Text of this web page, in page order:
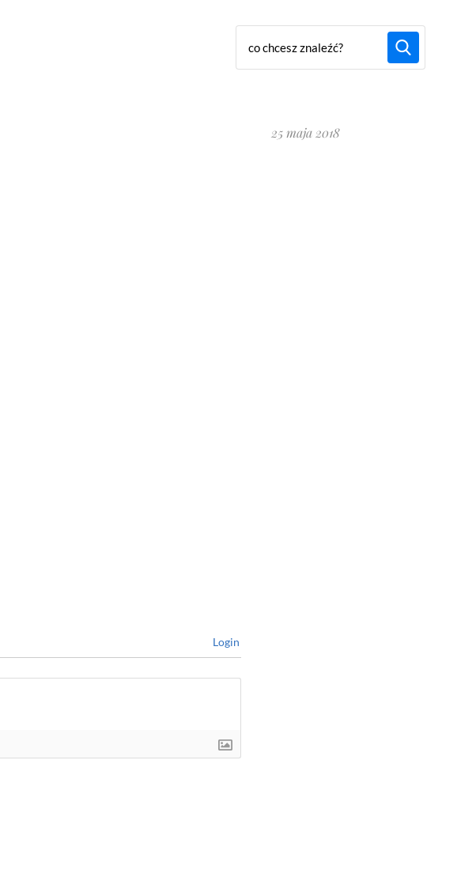
25 maja 2018
Login